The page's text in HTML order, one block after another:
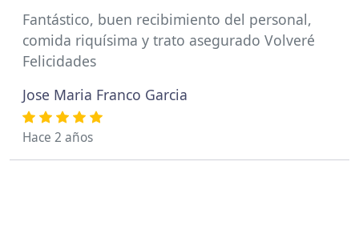
Fantástico, buen recibimiento del personal,
comida riquísima y trato asegurado Volveré
Felicidades
Jose Maria Franco Garcia
Hace 2 años